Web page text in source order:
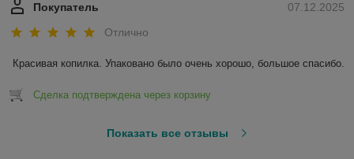
07.12.2025
Покупатель
Отлично
Красивая копилка. Упаковано было очень хорошо, большое спасибо.
Сделка подтверждена через корзину
Показать все отзывы